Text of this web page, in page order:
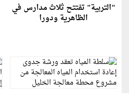
"التربية" تفتتح ثلاث مدارس في
الظاهرية ودورا